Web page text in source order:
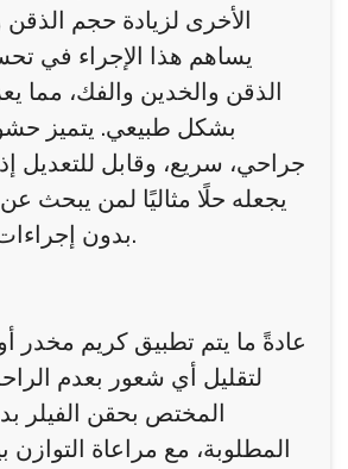
الأخرى لزيادة حجم
يساهم هذا الإجراء في
الذقن والخدين والفك، مما
بشكل طبيعي. يتميز حشو
جراحي، سريع، وقابل للتعديل
يجعله حلًا مثاليًا لمن يبحث
بدون إجراءات جراحية معقدة.
عادةً ما يتم تطبيق كريم مخدر
لتقليل أي شعور بعدم
المختص بحقن الفيلر
المطلوبة، مع مراعاة التوازن